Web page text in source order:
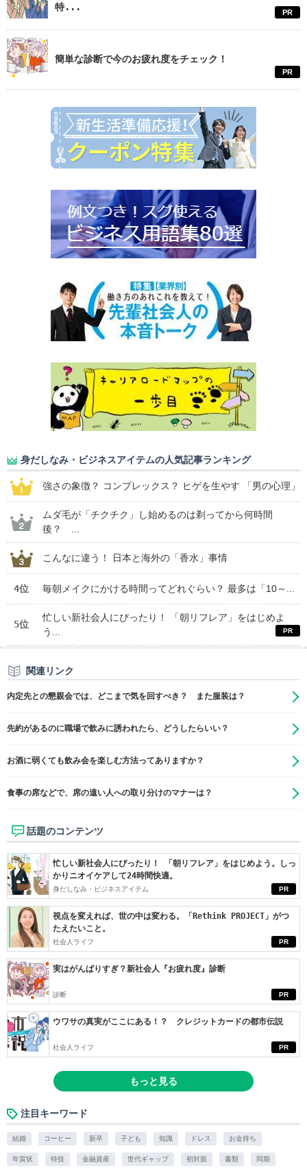
特... PR
簡単な診断で今のお疲れ度をチェック！
PR
身だしなみ・ビジネスアイテムの人気記事ランキング
強さの象徴？ コンプレックス？ ヒゲを生やす 「男の心理」
ムダ毛が「チクチク」し始めるのは剃ってから何時間
後？ ...
こんなに違う！ 日本と海外の「香水」事情
4位 毎朝メイクにかける時間ってどれぐらい？ 最多は「10～...
5位
忙しい新社会人にぴったり！ 「朝リフレア」をはじめよ
う...
関連リンク
内定先との懇親会では、どこまで気を回すべき？ また服装は？
先約があるのに職場で飲みに誘われたら、どうしたらいい？
お酒に弱くても飲み会を楽しむ方法ってありますか？
食事の席などで、席の遠い人への取り分けのマナーは？
話題のコンテンツ
PR
忙しい新社会人にぴったり！ 「朝リフレア」をはじめよう。しっ
かりニオイケアして24時間快適。
身だしなみ・ビジネスアイテム
PR
視点を変えれば、世の中は変わる。「Rethink PROJECT」がつ
たえたいこと。
社会人ライフ
PR
実はがんばりすぎ？新社会人『お疲れ度』診断
診断
PR
ウワサの真実がここにある！？ クレジットカードの都市伝説
社会人ライフ
もっと見る
注目キーワード
結婚 コーヒー 新卒 子ども 知識 ドレス お金持ち
年賀状 特技 金融資産 世代ギャップ 初対面 書類 同期